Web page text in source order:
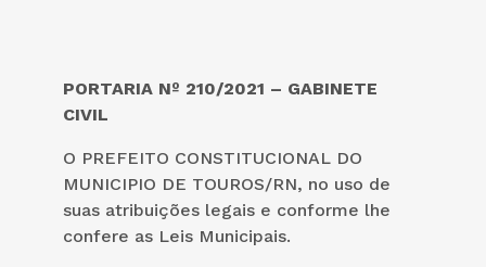
PORTARIA Nº 210/2021 – GABINETE
CIVIL
O PREFEITO CONSTITUCIONAL DO
MUNICIPIO DE TOUROS/RN, no uso de
suas atribuições legais e conforme lhe
confere as Leis Municipais.